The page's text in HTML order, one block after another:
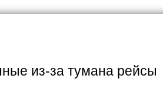
из-за тумана рейсы